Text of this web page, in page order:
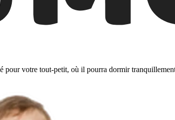
pour votre tout-petit, où il pourra dormir